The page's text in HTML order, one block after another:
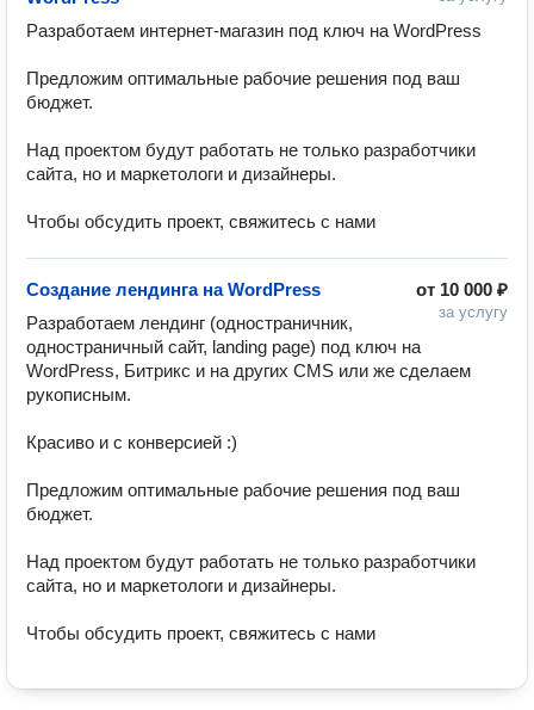
Разработаем интернет-магазин под ключ на WordPress
Предложим оптимальные рабочие решения под ваш
бюджет.
Над проектом будут работать не только разработчики
сайта, но и маркетологи и дизайнеры.
Чтобы обсудить проект, свяжитесь с нами
от 10 000 ₽
за услугу
Создание лендинга на WordPress
Разработаем лендинг (одностраничник,
одностраничный сайт, landing page) под ключ на
WordPress, Битрикс и на других CMS или же сделаем
рукописным.
Красиво и с конверсией :)
Предложим оптимальные рабочие решения под ваш
бюджет.
Над проектом будут работать не только разработчики
сайта, но и маркетологи и дизайнеры.
Чтобы обсудить проект, свяжитесь с нами